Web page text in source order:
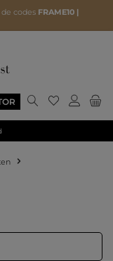
codes FRAME10 |
Je hebt 0